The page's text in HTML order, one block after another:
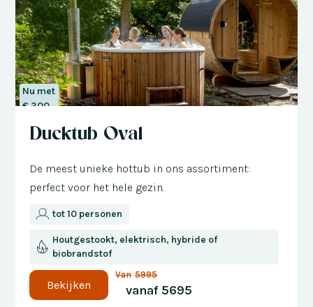
Nu met
€ 300
Ducktub Oval
De meest unieke hottub in ons assortiment:
perfect voor het hele gezin.
tot 10 personen
Houtgestookt, elektrisch, hybride of
biobrandstof
Bekijken
Van 5995
vanaf 5695